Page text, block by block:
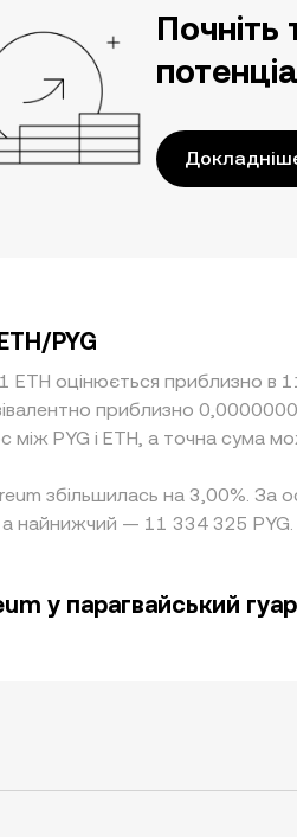
PYG
ETH оцінюється приблизно
приблизно
між PYG і ETH, а точна сума
збільшилась на 3,00%. За
найнижчий — 11 334 325 PYG.
у парагвайський